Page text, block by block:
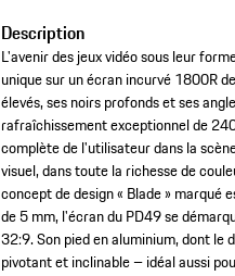
Description
L'avenir des jeux vidéo sous leur
unique sur un écran incurvé 1800R
élevés, ses noirs profonds et ses
rafraîchissement exceptionnel de
complète de l'utilisateur dans la
visuel, dans toute la richesse de
concept de design « Blade » marqué
de 5 mm, l'écran du PD49 se
32:9. Son pied en aluminium, dont
pivotant et inclinable – idéal aussi